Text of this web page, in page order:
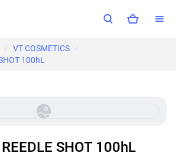
/ VT COSMETICS /
100hL
REEDLE SHOT 100hL